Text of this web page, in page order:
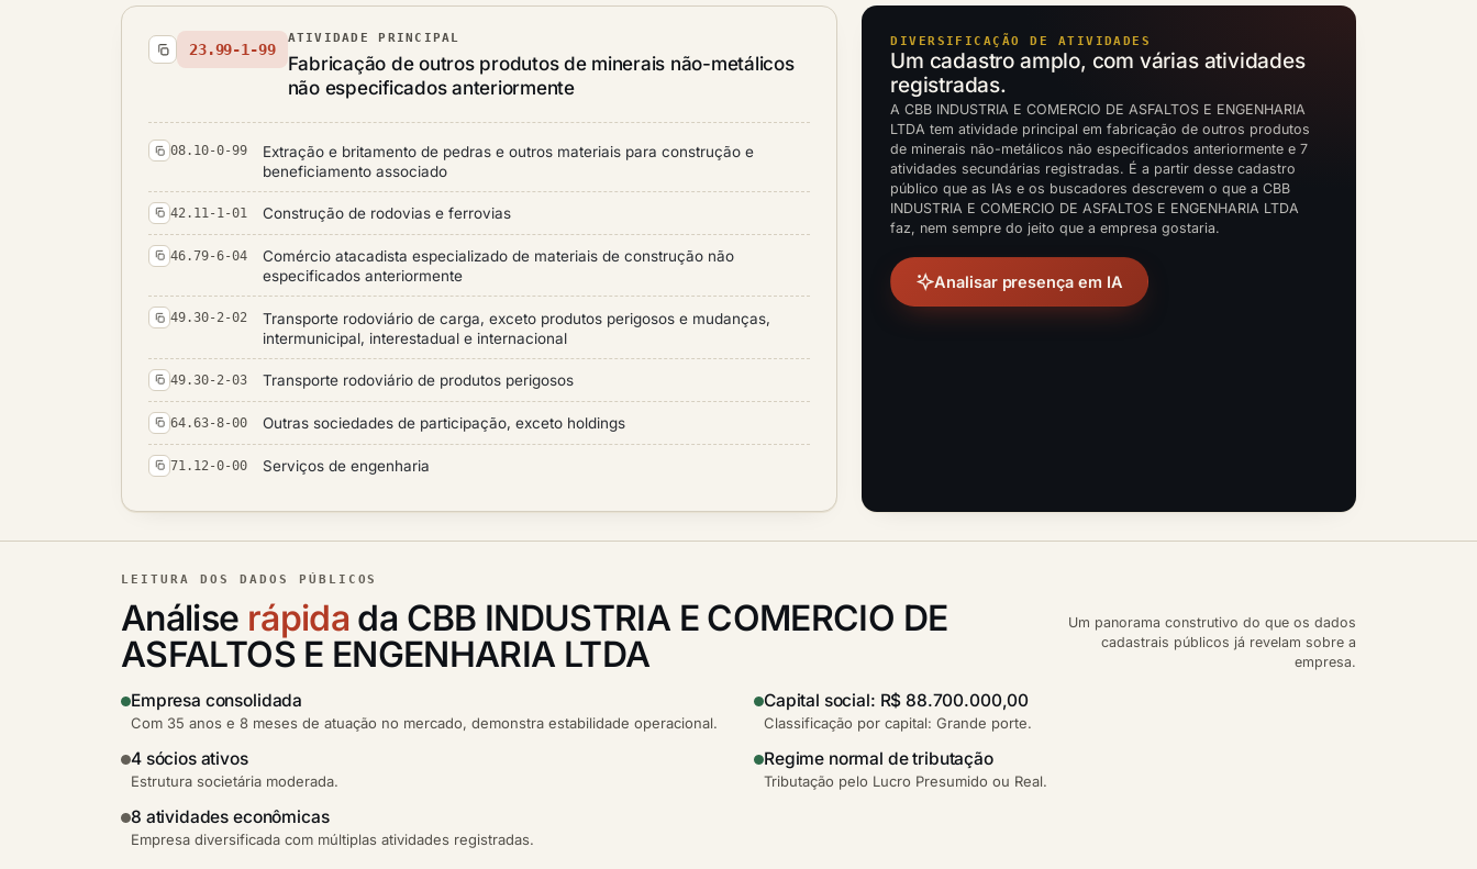
23.99-1-99
ATIVIDADE PRINCIPAL
Fabricação de outros produtos de minerais não-metálicos
não especificados anteriormente
08.10-0-99
Extração e britamento de pedras e outros materiais para construção e
beneficiamento associado
42.11-1-01 Construção de rodovias e ferrovias
46.79-6-04
Comércio atacadista especializado de materiais de construção não
especificados anteriormente
49.30-2-02
Transporte rodoviário de carga, exceto produtos perigosos e mudanças,
intermunicipal, interestadual e internacional
49.30-2-03 Transporte rodoviário de produtos perigosos
64.63-8-00 Outras sociedades de participação, exceto holdings
71.12-0-00 Serviços de engenharia
DIVERSIFICAÇÃO DE ATIVIDADES
Um cadastro amplo, com várias atividades
registradas.
A CBB INDUSTRIA E COMERCIO DE ASFALTOS E ENGENHARIA
LTDA tem atividade principal em fabricação de outros produtos
de minerais não-metálicos não especificados anteriormente e 7
atividades secundárias registradas. É a partir desse cadastro
público que as IAs e os buscadores descrevem o que a CBB
INDUSTRIA E COMERCIO DE ASFALTOS E ENGENHARIA LTDA
faz, nem sempre do jeito que a empresa gostaria.
Analisar presença em IA
LEITURA DOS DADOS PÚBLICOS
Análise rápida da CBB INDUSTRIA E COMERCIO DE
ASFALTOS E ENGENHARIA LTDA
Um panorama construtivo do que os dados
cadastrais públicos já revelam sobre a
empresa.
Empresa consolidada
Com 35 anos e 8 meses de atuação no mercado, demonstra estabilidade operacional.
Capital social: R$ 88.700.000,00
Classificação por capital: Grande porte.
4 sócios ativos
Estrutura societária moderada.
Regime normal de tributação
Tributação pelo Lucro Presumido ou Real.
8 atividades econômicas
Empresa diversificada com múltiplas atividades registradas.